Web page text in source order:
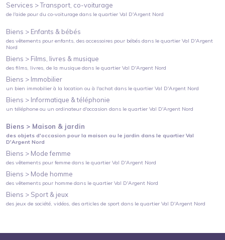
Services >Transport, co-voiturage
de l'aide pour du co-voiturage dans le quartierVal D'Argent Nord
Biens > Enfants & bébés
des vêtements pour enfants, des accessoires pour bébés dans le quartierVal D'Argent
Nord
Biens > Films, livres & musique
des films, livres, de la musique dans le quartierVal D'Argent Nord
Biens > Immobilier
un bien immobilier à la location ou à l'achat dans le quartierVal D'Argent Nord
Biens > Informatique & téléphonie
un téléphone ou un ordinateur d'occasion dans le quartierVal D'Argent Nord
Biens > Maison & jardin
des objets d'occasion pour la maison ou le jardin dans le quartierVal
D'Argent Nord
Biens > Mode femme
des vêtements pour femme dans le quartierVal D'Argent Nord
Biens > Mode homme
des vêtements pour homme dans le quartierVal D'Argent Nord
Biens > Sport & jeux
des jeux de société, vidéos, des articles de sport dans le quartierVal D'Argent Nord